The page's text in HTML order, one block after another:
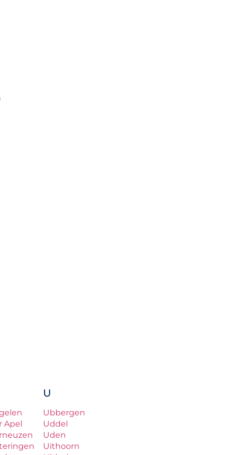
Apel
U
Ubbergen
Uddel
Uden
Uithoorn